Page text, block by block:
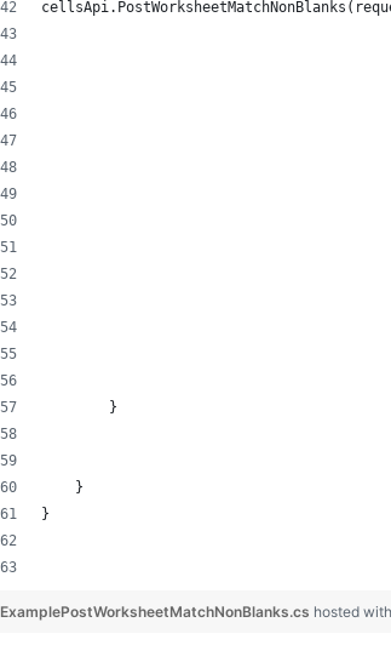
        }
    }
}
ExamplePostWorksheetMatchNonBlanks.cs hosted